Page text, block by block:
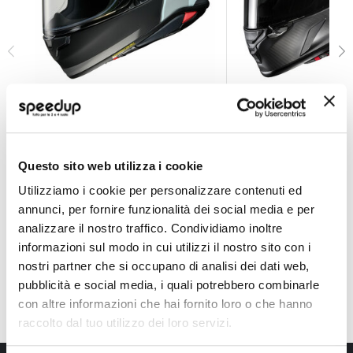
Questo sito web utilizza i cookie
Utilizziamo i cookie per personalizzare contenuti ed
annunci, per fornire funzionalità dei social media e per
analizzare il nostro traffico. Condividiamo inoltre
informazioni sul modo in cui utilizzi il nostro sito con i
nostri partner che si occupano di analisi dei dati web,
pubblicità e social media, i quali potrebbero combinarle
con altre informazioni che hai fornito loro o che hanno
raccolto dal tuo utilizzo dei loro servizi.
SHOEI
434,65 €
Spedizione gratuita!
HJC
Tg L 58-59cm
749,90 € 683,00 €
Spedizione gratuita!